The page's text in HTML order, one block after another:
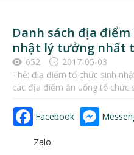
Danh sách địa
nhật lý tưởng nhất
652
2017-05-03
Thẻ: điạ điểm tổ chức sinh
các địa điểm ăn uống tổ chức
Facebook
Zalo